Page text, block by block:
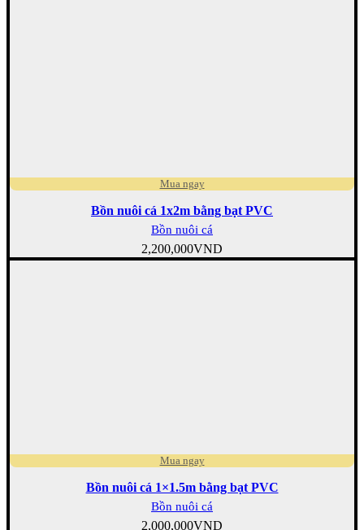
Mua ngay
Bồn nuôi cá 1x2m bằng bạt PVC
Bồn nuôi cá
2,200,000VND
Mua ngay
Bồn nuôi cá 1×1.5m bằng bạt PVC
Bồn nuôi cá
2,000,000VND